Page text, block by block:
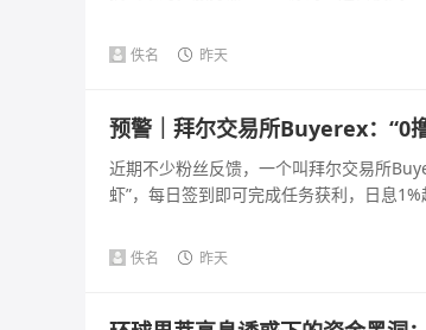
佚名 昨天
预警｜拜尔交易所Buyerex：“0
近期不少粉丝反馈，一个叫拜尔交易所
虾”，每日签到即可完成任务获利，日息
佚名 昨天